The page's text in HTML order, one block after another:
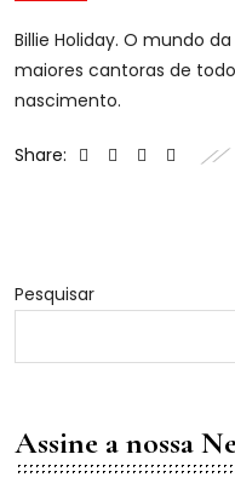
Billie Holiday. O mundo
maiores cantoras de
nascimento.
Share:
Pesquisar
Assine a nossa